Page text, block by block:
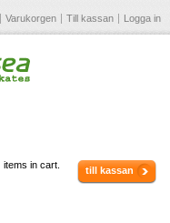
Varukorgen Till kassan Logga in
items in cart. till kassan